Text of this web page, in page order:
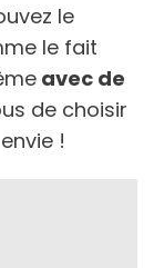
le
le fait
avec de
de choisir
!